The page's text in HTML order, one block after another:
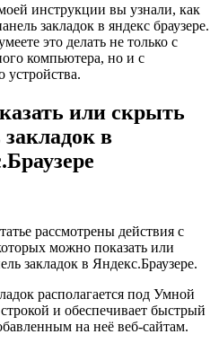
инструкции вы узнали, как
закладок в яндекс браузере.
это делать не только с
компьютера, но и с
устройства.
или скрыть
в
рассмотрены действия с
можно показать или
закладок в Яндекс.Браузере.
располагается под Умной
и обеспечивает быстрый
на неё веб-сайтам.